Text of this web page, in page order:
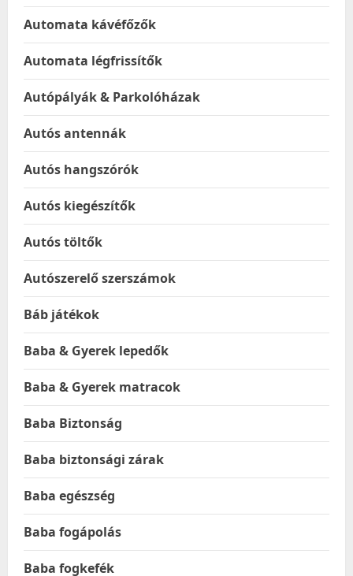
Automata kávéfőzők
Automata légfrissítők
Autópályák & Parkolóházak
Autós antennák
Autós hangszórók
Autós kiegészítők
Autós töltők
Autószerelő szerszámok
Báb játékok
Baba & Gyerek lepedők
Baba & Gyerek matracok
Baba Biztonság
Baba biztonsági zárak
Baba egészség
Baba fogápolás
Baba fogkefék